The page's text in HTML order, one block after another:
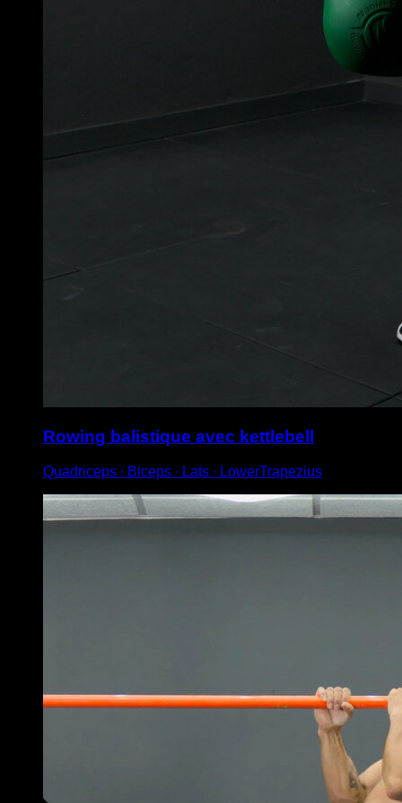
Rowing balistique avec kettlebell
Quadriceps ∙ Biceps ∙ Lats ∙ LowerTrapezius